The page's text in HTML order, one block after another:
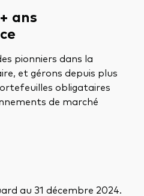
ans
pionniers dans la
et gérons depuis plus
obligataires
de marché
au 31 décembre 2024.